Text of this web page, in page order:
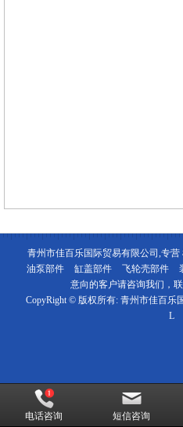
青州市佳百乐国际贸易有限公司,专营
油泵部件
缸盖部件 飞轮壳部件
意向的客户请咨询我们，联
CopyRight © 版权所有: 青州市佳百乐
L
电话咨询 短信咨询